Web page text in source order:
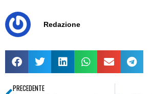
Redazione
PRECEDENTE